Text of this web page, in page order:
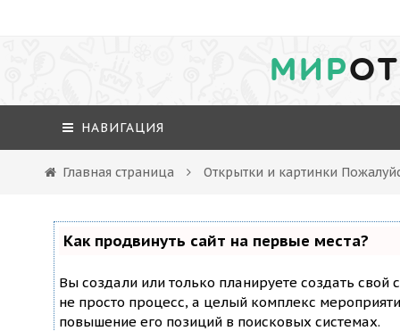
МИР
НАВИГАЦИЯ
Главная страница Открытки и картинки
Как продвинуть сайт на первые места?
Вы создали или только планируете создать свой
не просто процесс, а целый комплекс
повышение его позиций в поисковых системах.